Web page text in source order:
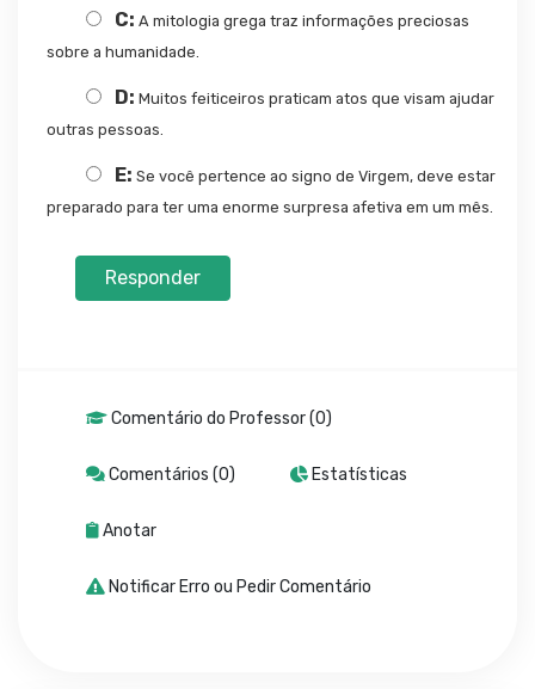
C: A mitologia grega traz informações preciosas
sobre a humanidade.
D: Muitos feiticeiros praticam atos que visam ajudar
outras pessoas.
E: Se você pertence ao signo de Virgem, deve estar
preparado para ter uma enorme surpresa afetiva em um mês.
Responder
Comentário do Professor (0)
Comentários (0) Estatísticas
Anotar
Notificar Erro ou Pedir Comentário